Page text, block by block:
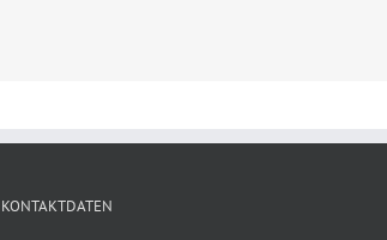
KONTAKTDATEN